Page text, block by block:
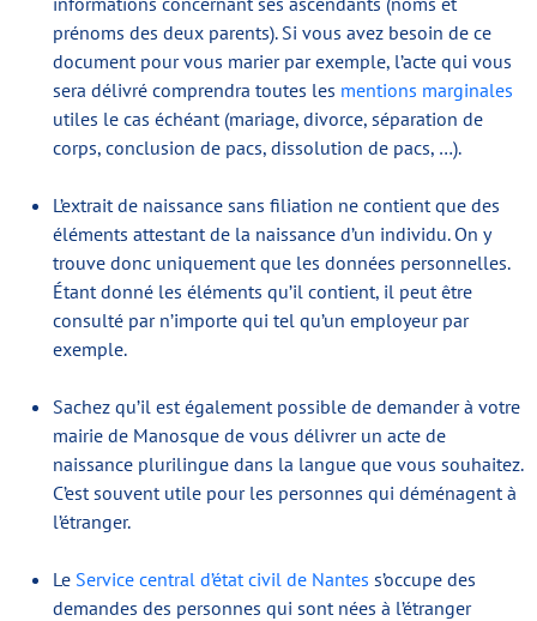
prénoms des deux parents). Si vous avez besoin de ce
document pour vous marier par exemple, l’acte qui vous
sera délivré comprendra toutes les mentions marginales
utiles le cas échéant (mariage, divorce, séparation de
corps, conclusion de pacs, dissolution de pacs, …).
L’extrait de naissance sans filiation ne contient que des
éléments attestant de la naissance d’un individu. On y
trouve donc uniquement que les données personnelles.
Étant donné les éléments qu’il contient, il peut être
consulté par n’importe qui tel qu’un employeur par
exemple.
Sachez qu’il est également possible de demander à votre
mairie de Manosque de vous délivrer un acte de
naissance plurilingue dans la langue que vous souhaitez.
C’est souvent utile pour les personnes qui déménagent à
l’étranger.
Le Service central d’état civil de Nantes s’occupe des
demandes des personnes qui sont nées à l’étranger